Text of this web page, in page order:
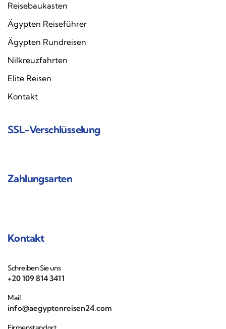
Reisebaukasten
Ägypten Reiseführer
Ägypten Rundreisen
Nilkreuzfahrten
Elite Reisen
Kontakt
SSL-Verschlüsselung
Zahlungsarten
Kontakt
Schreiben Sie uns
+20 109 814 3411
Mail
info@aegyptenreisen24.com